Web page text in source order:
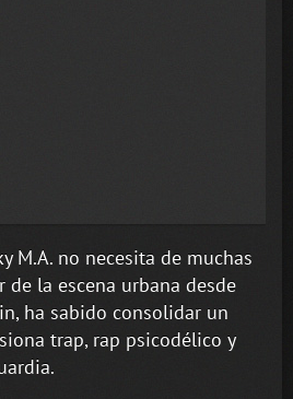
M.A. no necesita de muchas
de la escena urbana desde
ha sabido consolidar un
trap, rap psicodélico y